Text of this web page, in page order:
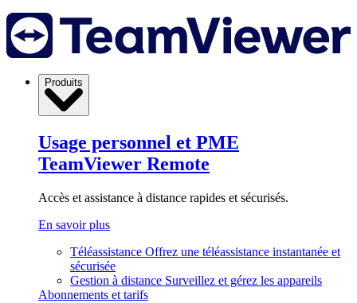
Produits
Usage personnel et PME
TeamViewer Remote
Accès et assistance à distance rapides et sécurisés.
En savoir plus
Téléassistance Offrez une téléassistance instantanée et
sécurisée
Gestion à distance Surveillez et gérez les appareils
Abonnements et tarifs